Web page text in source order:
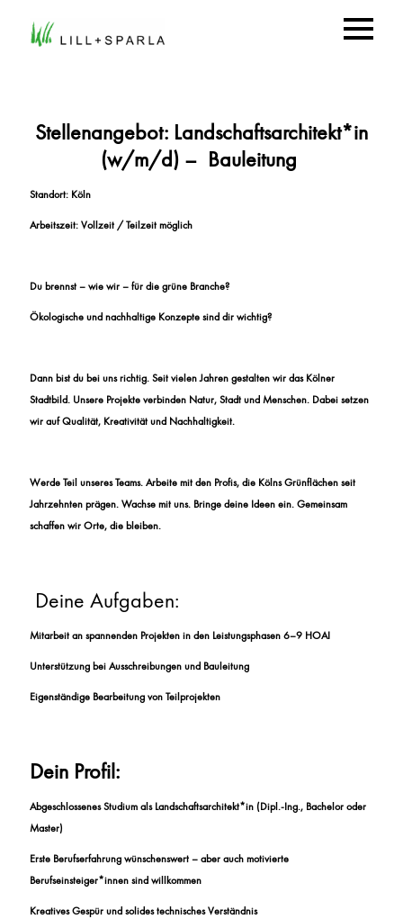
Stellenangebot: Landschaftsarchitekt*in
(w/m/d) – Bauleitung
Standort: Köln
Arbeitszeit: Vollzeit / Teilzeit möglich
Du brennst – wie wir – für die grüne Branche?
Ökologische und nachhaltige Konzepte sind dir wichtig?
Dann bist du bei uns richtig. Seit vielen Jahren gestalten wir das Kölner
Stadtbild. Unsere Projekte verbinden Natur, Stadt und Menschen. Dabei setzen
wir auf Qualität, Kreativität und Nachhaltigkeit.
Werde Teil unseres Teams. Arbeite mit den Profis, die Kölns Grünflächen seit
Jahrzehnten prägen. Wachse mit uns. Bringe deine Ideen ein. Gemeinsam
schaffen wir Orte, die bleiben.
Deine Aufgaben:
Mitarbeit an spannenden Projekten in den Leistungsphasen 6–9 HOAI
Unterstützung bei Ausschreibungen und Bauleitung
Eigenständige Bearbeitung von Teilprojekten
Dein Profil:
Abgeschlossenes Studium als Landschaftsarchitekt*in (Dipl.-Ing., Bachelor oder
Master)
Erste Berufserfahrung wünschenswert – aber auch motivierte
Berufseinsteiger*innen sind willkommen
Kreatives Gespür und solides technisches Verständnis